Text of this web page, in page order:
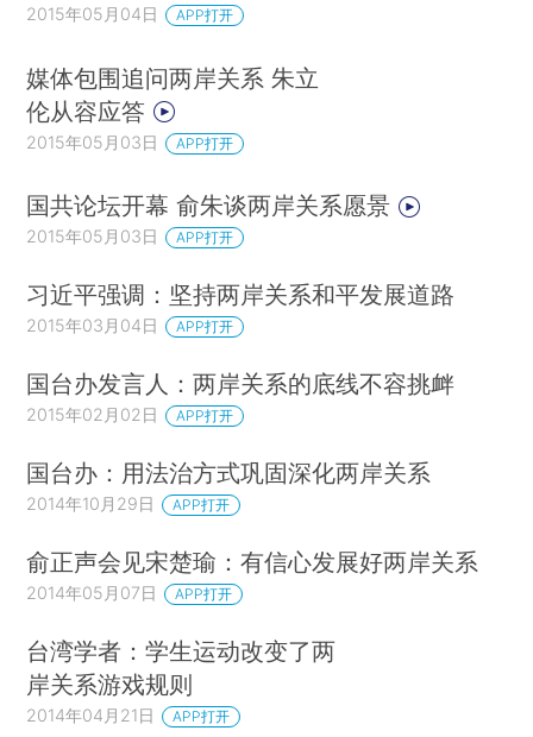
2015年05月04日 APP打开
媒体包围追问两岸关系 朱立
伦从容应答
2015年05月03日 APP打开
国共论坛开幕 俞朱谈两岸关系愿景
2015年05月03日 APP打开
习近平强调：坚持两岸关系和平发展道路
2015年03月04日 APP打开
国台办发言人：两岸关系的底线不容挑衅
2015年02月02日 APP打开
国台办：用法治方式巩固深化两岸关系
2014年10月29日 APP打开
俞正声会见宋楚瑜：有信心发展好两岸关系
2014年05月07日 APP打开
台湾学者：学生运动改变了两
岸关系游戏规则
2014年04月21日 APP打开